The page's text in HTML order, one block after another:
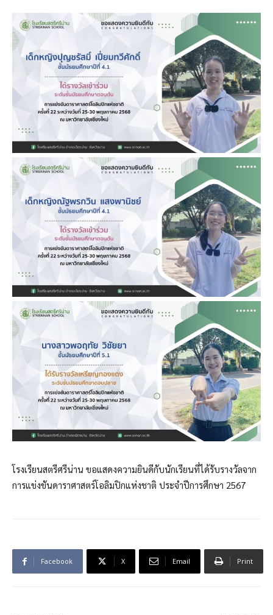
โรงเรียนสตรีศรีน่าน ขอแสดงความยินดีกับนักเรียนที่ได้รับรางวัลจาก
การแข่งขันดาราศาสตร์โอลิมปิกแห่งชาติ ประจำปีการศึกษา 2567
Facebook X Email Print